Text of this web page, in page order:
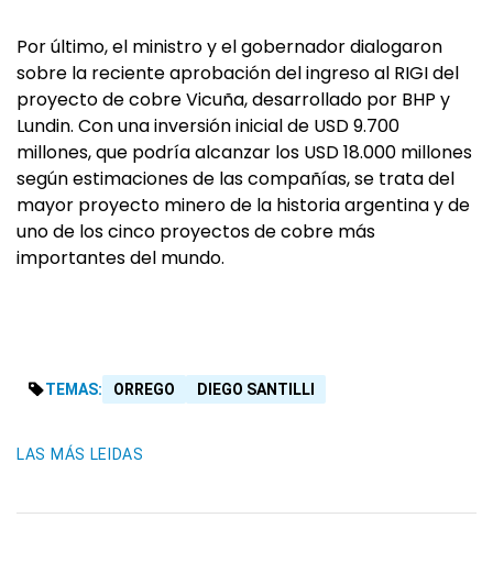
Por último, el ministro y el gobernador dialogaron
sobre la reciente aprobación del ingreso al RIGI del
proyecto de cobre Vicuña, desarrollado por BHP y
Lundin. Con una inversión inicial de USD 9.700
millones, que podría alcanzar los USD 18.000 millones
según estimaciones de las compañías, se trata del
mayor proyecto minero de la historia argentina y de
uno de los cinco proyectos de cobre más
importantes del mundo.
TEMAS: ORREGO DIEGO SANTILLI
LAS MÁS LEIDAS